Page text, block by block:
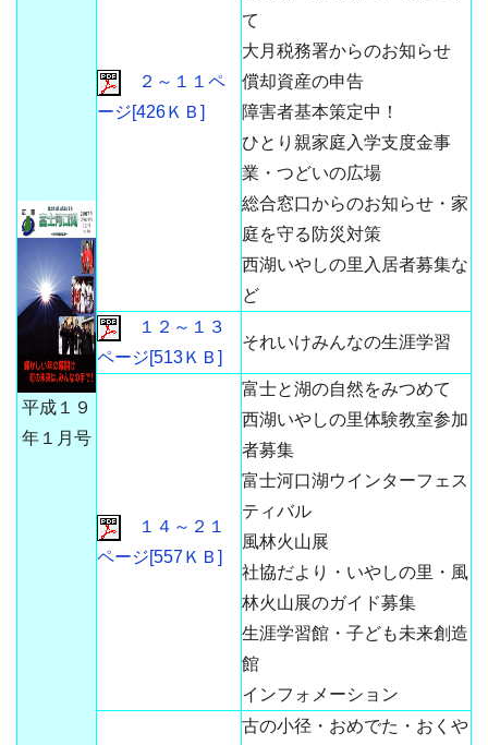
平成１９
年１月号
２～１１ペ
ージ[426ＫＢ]
て
大月税務署からのお知らせ
償却資産の申告
障害者基本策定中！
ひとり親家庭入学支度金事
業・つどいの広場
総合窓口からのお知らせ・家
庭を守る防災対策
西湖いやしの里入居者募集な
ど
１２～１３
ページ[513ＫＢ]
それいけみんなの生涯学習
１４～２１
ページ[557ＫＢ]
富士と湖の自然をみつめて
西湖いやしの里体験教室参加
者募集
富士河口湖ウインターフェス
ティバル
風林火山展
社協だより・いやしの里・風
林火山展のガイド募集
生涯学習館・子ども未来創造
館
インフォメーション
古の小径・おめでた・おくや